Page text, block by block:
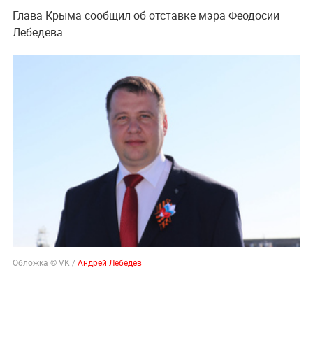
Глава Крыма сообщил об отставке мэра Феодосии
Лебедева
Обложка © VK /Андрей Лебедев